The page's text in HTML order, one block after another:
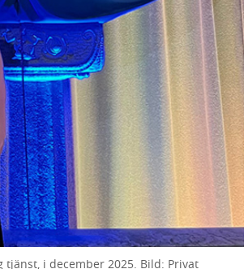
i december 2025. Bild: Privat